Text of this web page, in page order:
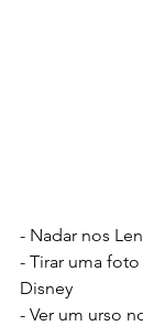
- Nadar nos
- Tirar uma
Disney
- Ver um urso